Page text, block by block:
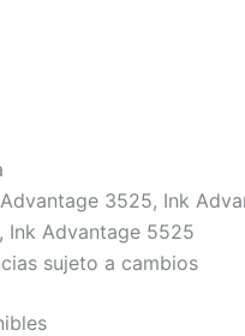
3525, Ink
Ink Advantage 5525
sujeto a cambios